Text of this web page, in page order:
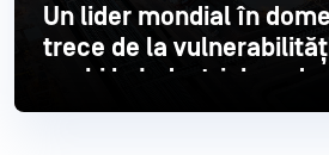
Un lider mondial în
trece de la
vechi la Industrial
Citește mai mult